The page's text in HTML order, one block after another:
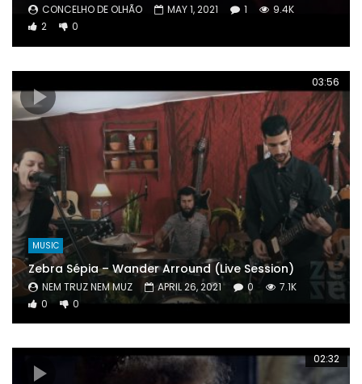
CONCELHO DE OLHÃO MAY 1, 2021 1
9.4K
2
0
03:56
MUSIC
Zebra Sépia – Wander Arround (Live Session)
NEM TRUZ NEM MUZ APRIL 26, 2021 0
7.1K
0
0
02:32